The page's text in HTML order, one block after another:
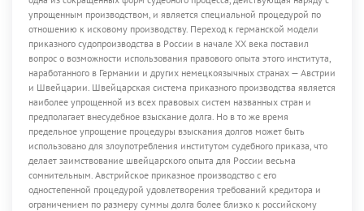
упрощенным производством, и является специальной процедурой по
отношению к исковому производству. Переход к германской модели
приказного судопроизводства в России в начале XX века поставил
вопрос о возможности использования правового опыта этого института,
наработанного в Германии и других немецкоязычных странах — Австрии
и Швейцарии. Швейцарская система приказного производства является
наиболее упрощенной из всех правовых систем названных стран и
предполагает внесудебное взыскание долга. Но в то же время
предельное упрощение процедуры взыскания долгов может быть
использовано для злоупотребления институтом судебного приказа, что
делает заимствование швейцарского опыта для России весьма
сомнительным. Австрийское приказное производство с его
одностепенной процедурой удовлетворения требований кредитора и
ограничением по размеру суммы долга более близко к российскому